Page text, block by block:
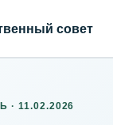
совет
· 11.02.2026